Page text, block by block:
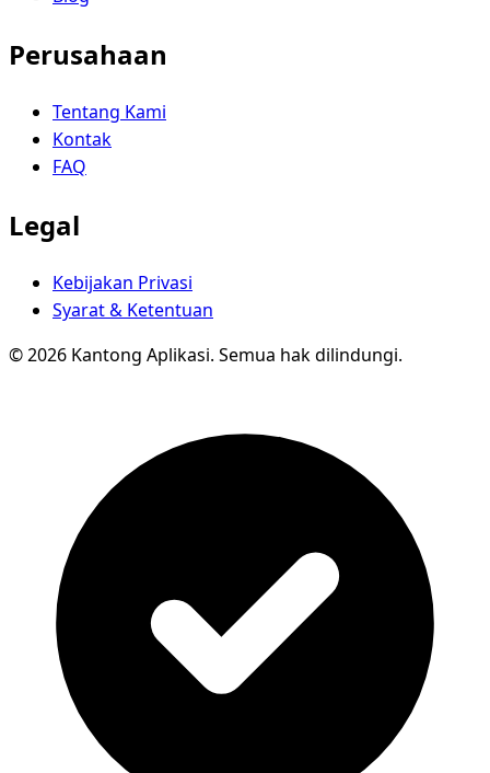
Perusahaan
Tentang Kami
Kontak
FAQ
Legal
Kebijakan Privasi
Syarat & Ketentuan
© 2026 Kantong Aplikasi. Semua hak dilindungi.